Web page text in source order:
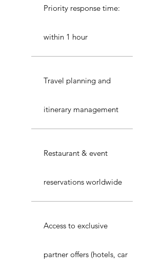
Priority response time:
within 1 hour
Travel planning and
itinerary management
Restaurant & event
reservations worldwide
Access to exclusive
partner offers (hotels, car